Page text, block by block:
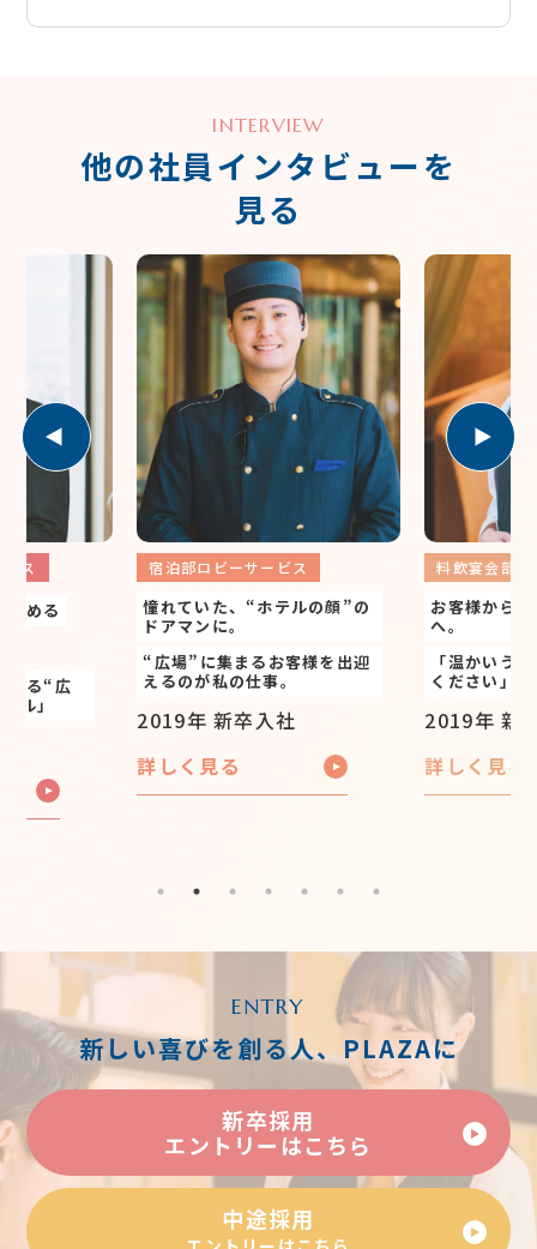
INTERVIEW
他の社員インタビューを
見る
サービス
、“ホテルの顔”の
まるお客様を出迎
仕事。
入社
料飲宴会部 中国料理〈南園〉
お客様から愛され続ける存在
へ。
「温かいうちにお召し上がり
ください」
2019年 新卒入社
詳しく見る
料
ウ
「
供
「
境
ける
ア
ENTRY
新しい喜びを創る人、PLAZAに
新卒採用
エントリーはこちら
中途採用